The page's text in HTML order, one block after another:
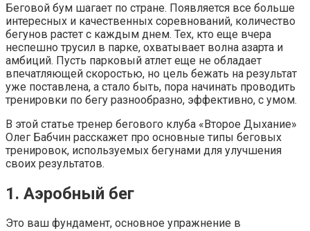
Беговой бум шагает по стране. Появляется все больше
интересных и качественных соревнований, количество
бегунов растет с каждым днем. Тех, кто еще вчера
неспешно трусил в парке, охватывает волна азарта и
амбиций. Пусть парковый атлет еще не обладает
впечатляющей скоростью, но цель бежать на результат
уже поставлена, а стало быть, пора начинать проводить
тренировки по бегу разнообразно, эффективно, с умом.
В этой статье тренер бегового клуба «Второе Дыхание»
Олег Бабчин расскажет про основные типы беговых
тренировок, используемых бегунами для улучшения
своих результатов.
1. Аэробный бег
Это ваш фундамент, основное упражнение в